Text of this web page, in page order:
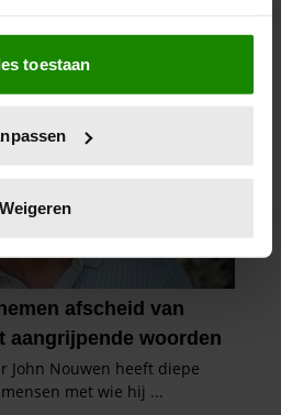
we ook graag:
over uw geografische
meter nauwkeurig kan zijn
eigenschappen (fingerprinting)
in het
content en advertenties te
voor social media te bieden
te analyseren. Ook delen we
van onze site met onze
toestaan
Weigeren